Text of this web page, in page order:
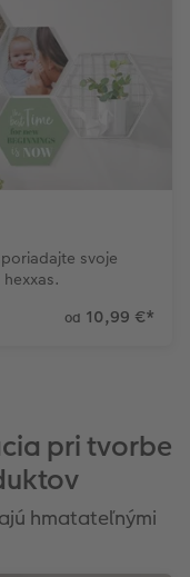
svoje
od 10,99 €*
pri tvorbe
hmatateľnými